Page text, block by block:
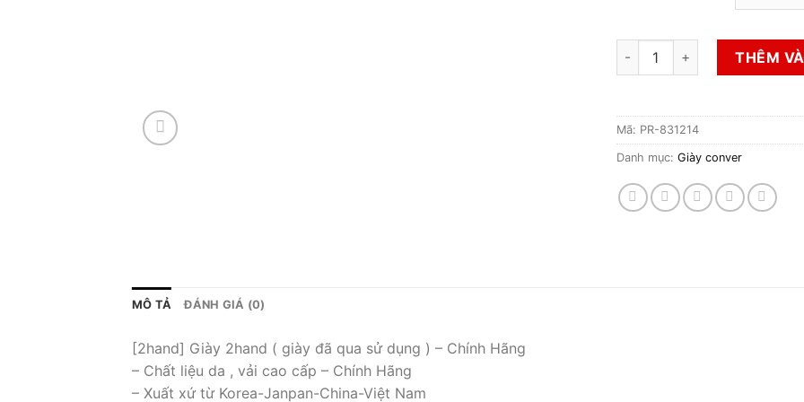
Giày Converes Chính Hãng
THÊM
Mã: PR-831214
Danh mục: Giày conver
MÔ TẢ ĐÁNH GIÁ (0)
[2hand] Giày 2hand ( giày đã qua sử dụng ) – Chính Hãng
– Chất liệu da , vải cao cấp – Chính Hãng
– Xuất xứ từ Korea-Janpan-China-Việt Nam